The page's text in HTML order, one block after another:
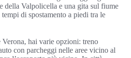
della Valpolicella e una gita sul fiume
di spostamento a piedi tra le
hai varie opzioni: treno
con parcheggi nelle aree vicino al